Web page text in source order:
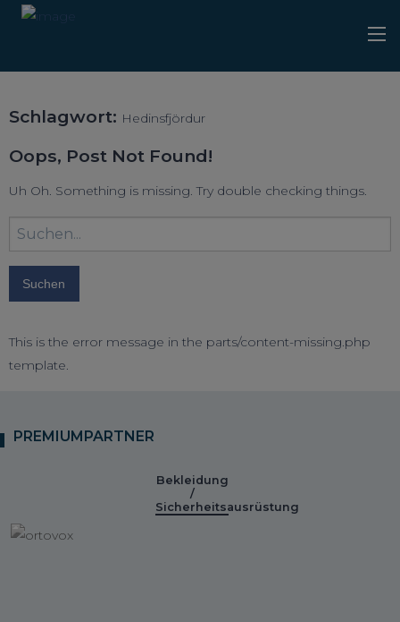
Schlagwort: Hedinsfjördur
Oops, Post Not Found!
Uh Oh. Something is missing. Try double checking things.
Suchbegriff
eingeben:
This is the error message in the parts/content-missing.php
template.
PREMIUMPARTNER
Bekleidung
/
Sicherheitsausrüstung